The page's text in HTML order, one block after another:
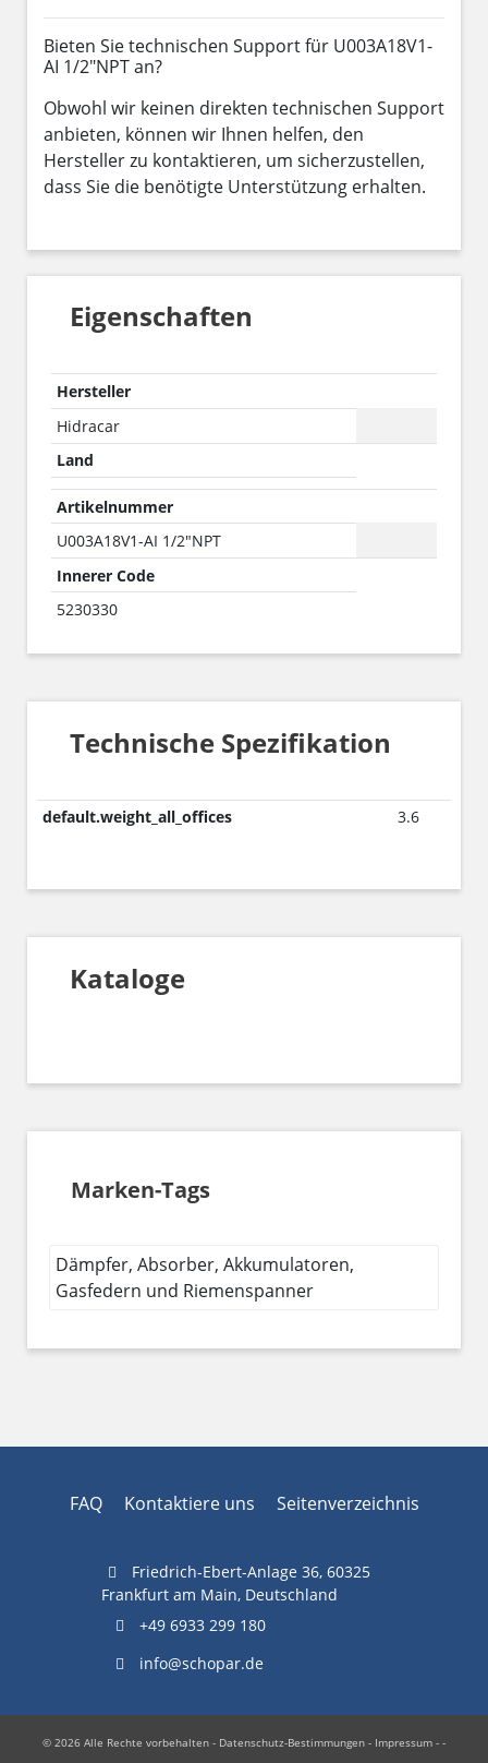
Bieten Sie technischen Support für U003A18V1-
AI 1/2"NPT an?
Obwohl wir keinen direkten technischen Support
anbieten, können wir Ihnen helfen, den
Hersteller zu kontaktieren, um sicherzustellen,
dass Sie die benötigte Unterstützung erhalten.
Eigenschaften
Hersteller
Hidracar
Land
Artikelnummer
U003A18V1-AI 1/2"NPT
Innerer Code
5230330
Technische Spezifikation
default.weight_all_offices 3.6
Kataloge
Marken-Tags
Dämpfer, Absorber, Akkumulatoren,
Gasfedern und Riemenspanner
FAQ Kontaktiere uns Seitenverzeichnis
Friedrich-Ebert-Anlage 36, 60325
Frankfurt am Main, Deutschland
+49 6933 299 180
info@schopar.de
© 2026 Alle Rechte vorbehalten - Datenschutz-Bestimmungen - Impressum - -